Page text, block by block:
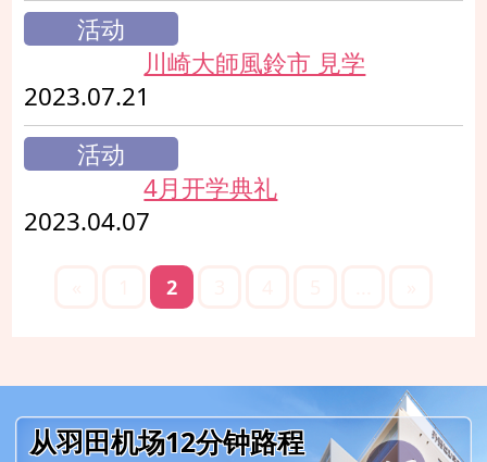
活动
川崎大師風鈴市 見学
2023.07.21
活动
4月开学典礼
2023.04.07
2
从羽田机场12分钟路程